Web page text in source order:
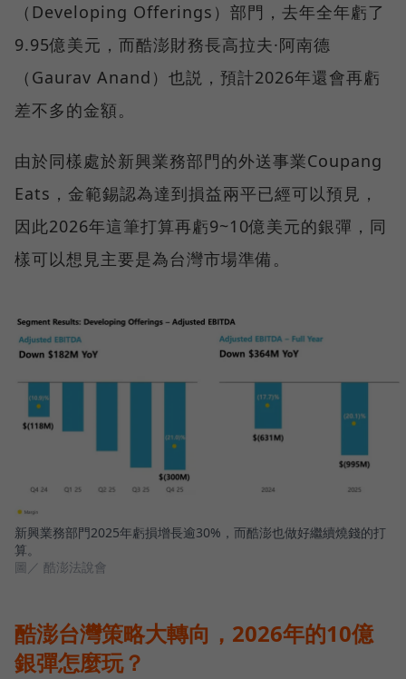
（Developing Offerings）部門，去年全年虧了
9.95億美元，而酷澎財務長高拉夫·阿南德
（Gaurav Anand）也説，預計2026年還會再虧
差不多的金額。
由於同樣處於新興業務部門的外送事業Coupang
Eats，金範錫認為達到損益兩平已經可以預見，
因此2026年這筆打算再虧9~10億美元的銀彈，同
樣可以想見主要是為台灣市場準備。
新興業務部門2025年虧損增長逾30%，而酷澎也做好繼續燒錢的打
算。
圖／ 酷澎法說會
酷澎台灣策略大轉向，2026年的10億
銀彈怎麼玩？